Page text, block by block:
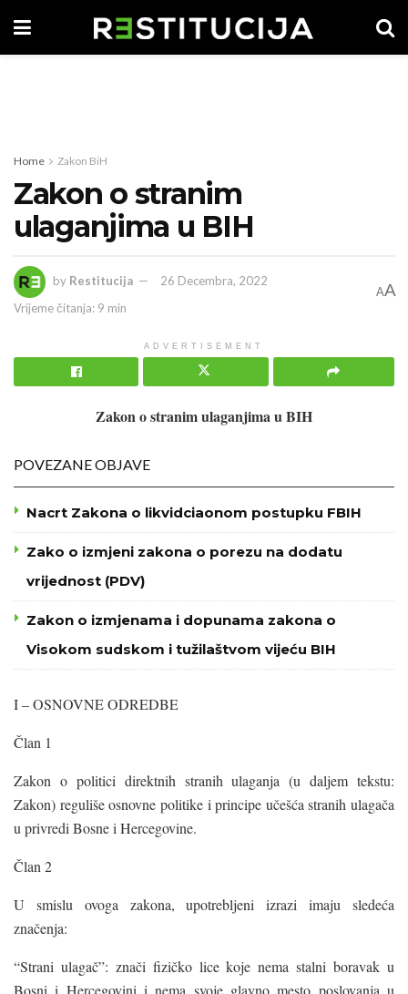
Home Zakon BiH
Zakon o stranim
ulaganjima u BIH
by Restitucija
26 Decembra, 2022
Vrijeme čitanja: 9 min
AA
ADVERTISEMENT
Zakon o stranim ulaganjima u BIH
POVEZANE OBJAVE
Nacrt Zakona o likvidciaonom postupku FBIH
Zako o izmjeni zakona o porezu na dodatu
vrijednost (PDV)
Zakon o izmjenama i dopunama zakona o
Visokom sudskom i tužilaštvom vijeću BIH
I – OSNOVNE ODREDBE
Član 1
Zakon o politici direktnih stranih ulaganja (u daljem tekstu:
Zakon) reguliše osnovne politike i principe učešća stranih ulagača
u privredi Bosne i Hercegovine.
Član 2
U smislu ovoga zakona, upotrebljeni izrazi imaju sledeća
značenja:
“Strani ulagač”: znači fizičko lice koje nema stalni boravak u
Bosni i Hercegovini i nema svoje glavno mesto poslovanja u